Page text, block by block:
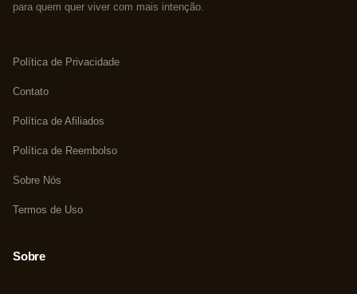
para quem quer viver com mais intenção.
Política de Privacidade
Contato
Política de Afiliados
Política de Reembolso
Sobre Nós
Termos de Uso
Sobre